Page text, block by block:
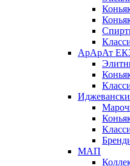
АрАрАт
МАП